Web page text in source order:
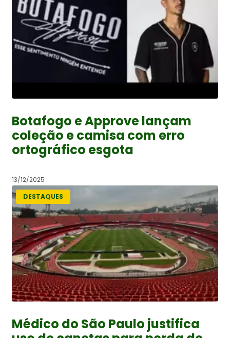
Botafogo e Approve lançam
coleção e camisa com erro
ortográfico esgota
13/12/2025
DESTAQUES
Médico do São Paulo justifica